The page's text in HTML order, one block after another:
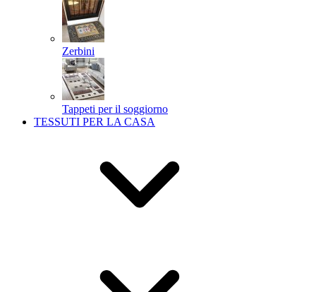
Zerbini
Tappeti per il soggiorno
TESSUTI PER LA CASA